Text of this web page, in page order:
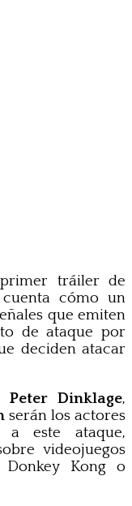
tráiler de
cómo un
que emiten
de ataque por
deciden atacar
Peter Dinklage,
serán los actores
a este ataque,
videojuegos
Donkey Kong o